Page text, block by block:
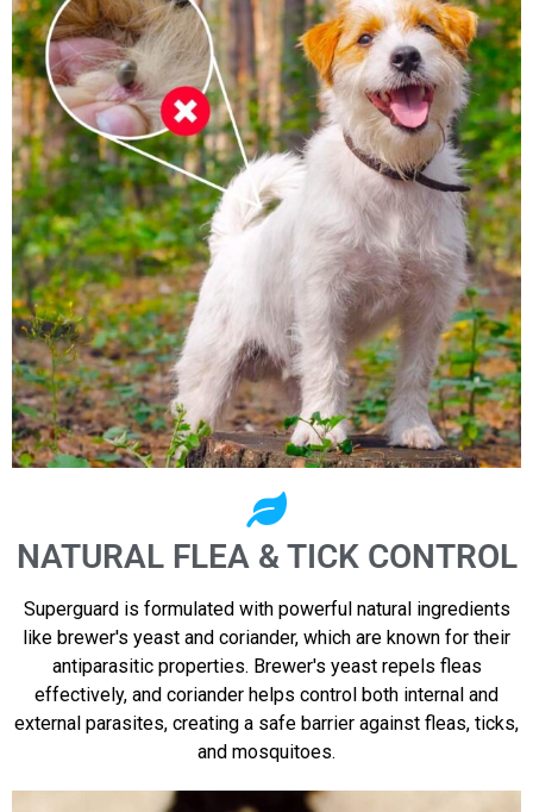
NATURAL FLEA & TICK CONTROL
Superguard is formulated with powerful natural ingredients
like brewer's yeast and coriander, which are known for their
antiparasitic properties. Brewer's yeast repels fleas
effectively, and coriander helps control both internal and
external parasites, creating a safe barrier against fleas, ticks,
and mosquitoes.